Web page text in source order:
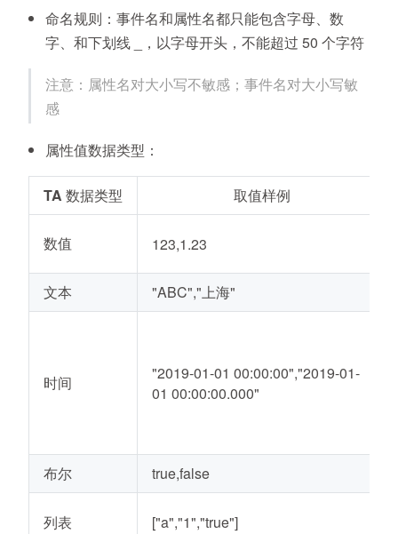
命名规则：事件名和属性名都只能包含字母、数
字、和下划线 _，以字母开头，不能超过 50 个字符
注意：属性名对大小写不敏感；事件名对大小写敏
感
属性值数据类型：
TA 数据类型 取值样例
数值 123,1.23
文本 "ABC","上海"
时间
"2019-01-01 00:00:00","2019-01-
01 00:00:00.000"
布尔 true,false
列表 ["a","1","true"]